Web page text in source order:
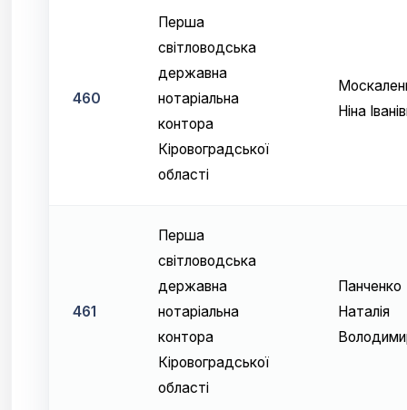
460
Перша
світловодська
державна
нотаріальна
контора
Кіровоградської
області
Ніна
461
Перша
світловодська
державна
нотаріальна
контора
Кіровоградської
області
Панченко
Наталія